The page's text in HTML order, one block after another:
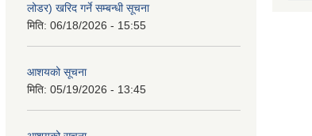
लोडर) खरिद गर्ने सम्बन्धी सूचना
मिति: 06/18/2026 - 15:55
आशयको सूचना
मिति: 05/19/2026 - 13:45